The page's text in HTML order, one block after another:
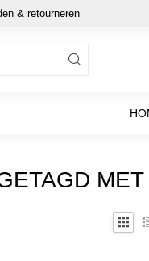
& retourneren
MET